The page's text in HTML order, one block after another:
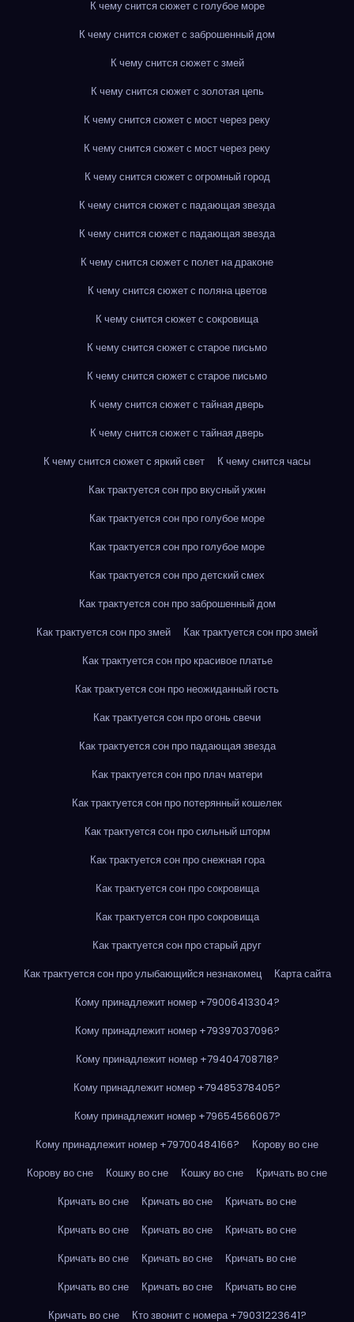
К чему снится сюжет с голубое море
К чему снится сюжет с заброшенный дом
К чему снится сюжет с змей
К чему снится сюжет с золотая цепь
К чему снится сюжет с мост через реку
К чему снится сюжет с мост через реку
К чему снится сюжет с огромный город
К чему снится сюжет с падающая звезда
К чему снится сюжет с падающая звезда
К чему снится сюжет с полет на драконе
К чему снится сюжет с поляна цветов
К чему снится сюжет с сокровища
К чему снится сюжет с старое письмо
К чему снится сюжет с старое письмо
К чему снится сюжет с тайная дверь
К чему снится сюжет с тайная дверь
К чему снится сюжет с яркий свет
К чему снится часы
Как трактуется сон про вкусный ужин
Как трактуется сон про голубое море
Как трактуется сон про голубое море
Как трактуется сон про детский смех
Как трактуется сон про заброшенный дом
Как трактуется сон про змей
Как трактуется сон про змей
Как трактуется сон про красивое платье
Как трактуется сон про неожиданный гость
Как трактуется сон про огонь свечи
Как трактуется сон про падающая звезда
Как трактуется сон про плач матери
Как трактуется сон про потерянный кошелек
Как трактуется сон про сильный шторм
Как трактуется сон про снежная гора
Как трактуется сон про сокровища
Как трактуется сон про сокровища
Как трактуется сон про старый друг
Как трактуется сон про улыбающийся незнакомец
Карта сайта
Кому принадлежит номер +79006413304?
Кому принадлежит номер +79397037096?
Кому принадлежит номер +79404708718?
Кому принадлежит номер +79485378405?
Кому принадлежит номер +79654566067?
Кому принадлежит номер +79700484166?
Корову во сне
Корову во сне
Кошку во сне Кошку во сне
Кричать во сне
Кричать во сне
Кричать во сне
Кричать во сне
Кричать во сне
Кричать во сне
Кричать во сне
Кричать во сне
Кричать во сне
Кричать во сне
Кричать во сне
Кричать во сне
Кричать во сне
Кричать во сне
Кто звонит с номера +79031223641?